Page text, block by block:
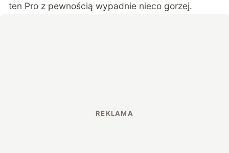
ten Pro z pewnością wypadnie nieco gorzej.